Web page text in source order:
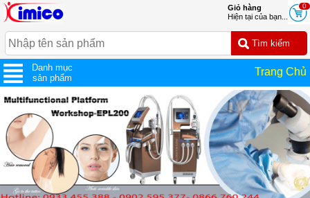
0
Giỏ hàng
Hiện tại của bạn...
Danh mục
sản phẩm
Trang Chủ